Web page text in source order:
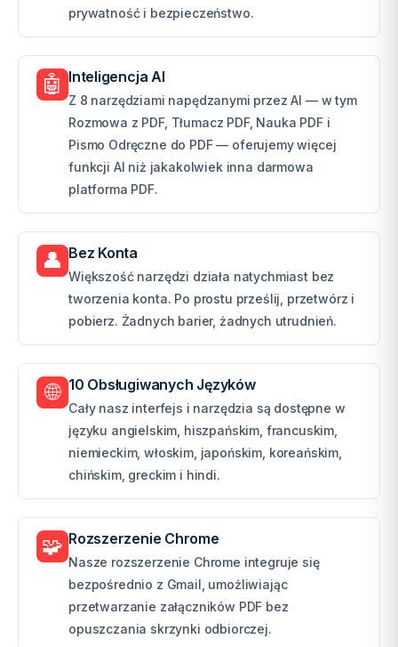
prywatność i bezpieczeństwo.
🤖 Inteligencja AI
Z 8 narzędziami napędzanymi przez AI — w tym
Rozmowa z PDF, Tłumacz PDF, Nauka PDF i
Pismo Odręczne do PDF — oferujemy więcej
funkcji AI niż jakakolwiek inna darmowa
platforma PDF.
👤 Bez Konta
Większość narzędzi działa natychmiast bez
tworzenia konta. Po prostu prześlij, przetwórz i
pobierz. Żadnych barier, żadnych utrudnień.
🌐 10 Obsługiwanych Języków
Cały nasz interfejs i narzędzia są dostępne w
języku angielskim, hiszpańskim, francuskim,
niemieckim, włoskim, japońskim, koreańskim,
chińskim, greckim i hindi.
🧩 Rozszerzenie Chrome
Nasze rozszerzenie Chrome integruje się
bezpośrednio z Gmail, umożliwiając
przetwarzanie załączników PDF bez
opuszczania skrzynki odbiorczej.